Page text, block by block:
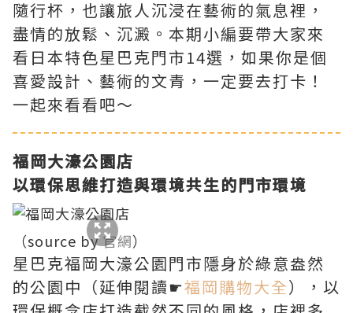
隨行杯，也讓旅人沉浸在藝術的氣息裡，
盡情的放鬆、沉澱。本期小編要帶大家來
看日本特色星巴克門市14選，如果你是個
喜愛設計、藝術的文青，一定要去打卡！
一起來看看吧～
福岡大濠公園店
以環保思維打造與環境共生的門市環境
（source by官網）
星巴克福岡大濠公園門市隱身於綠意盎然
的公園中（延伸閱讀☛福岡購物大全），以